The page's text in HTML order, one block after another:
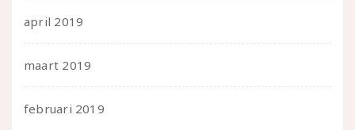
april 2019
maart 2019
februari 2019